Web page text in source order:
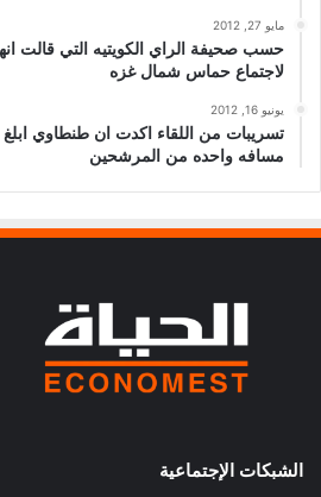
مايو 27, 2012
حسب صحيفة الراي الكويتيه التي قالت
لاجتماع حماس شمال غزه
يونيو 16, 2012
تسريبات من اللقاء اكدت ان طنطاوي
مسافه واحده من المرشحين
الشبكات الإجتماعية